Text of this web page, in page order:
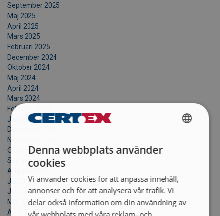
September 2025
Maj 2025
April 2025
Mars 2025
Februari 2025
December 2024
Oktober 2024
Maj 2024
April 2024
Mars 2024
Februari 2024
Januari 2024
December 2023
November 2023
Oktober 2023
September 2023
Augusti 2023
Juli 2023
Juni 2023
Maj 2023
April 2023
SWEDISH
ENGLISH TRANSLATION
Denna webbplats använder
cookies
Vi använder cookies för att anpassa innehåll,
annonser och för att analysera vår trafik. Vi
delar också information om din användning av
vår webbplats med våra reklam- och